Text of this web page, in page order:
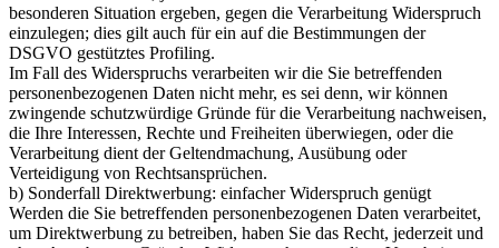
besonderen Situation ergeben, gegen die Verarbeitung Widerspruch
einzulegen; dies gilt auch für ein auf die Bestimmungen der
DSGVO gestütztes Profiling.
Im Fall des Widerspruchs verarbeiten wir die Sie betreffenden
personenbezogenen Daten nicht mehr, es sei denn, wir können
zwingende schutzwürdige Gründe für die Verarbeitung nachweisen,
die Ihre Interessen, Rechte und Freiheiten überwiegen, oder die
Verarbeitung dient der Geltendmachung, Ausübung oder
Verteidigung von Rechtsansprüchen.
b) Sonderfall Direktwerbung: einfacher Widerspruch genügt
Werden die Sie betreffenden personenbezogenen Daten verarbeitet,
um Direktwerbung zu betreiben, haben Sie das Recht, jederzeit und